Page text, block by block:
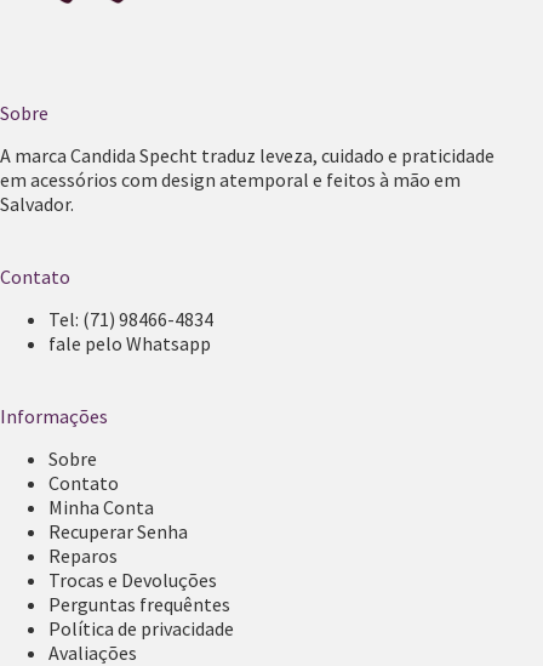
Sobre
A marca Candida Specht traduz leveza, cuidado e praticidade
em acessórios com design atemporal e feitos à mão em
Salvador.
Contato
Tel: (71) 98466-4834
fale pelo Whatsapp
Informações
Sobre
Contato
Minha Conta
Recuperar Senha
Reparos
Trocas e Devoluções
Perguntas frequêntes
Política de privacidade
Avaliações